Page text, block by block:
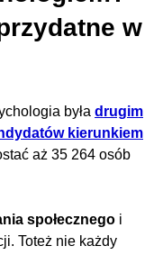
w
była drugim
kierunkiem
aż 35 264 osób
społecznego i
Toteż nie każdy